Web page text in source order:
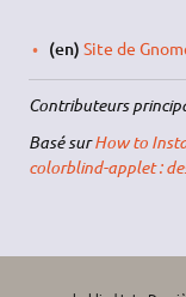
(en) Site de
Contributeurs
Basé surHow to
colorblind-applet :